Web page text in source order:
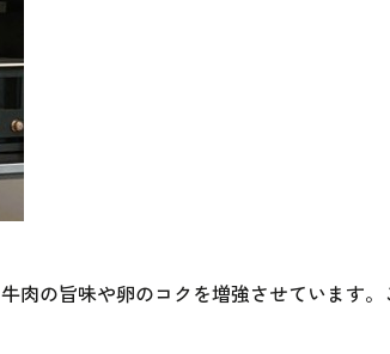
肉の旨味や卵のコクを増強させています